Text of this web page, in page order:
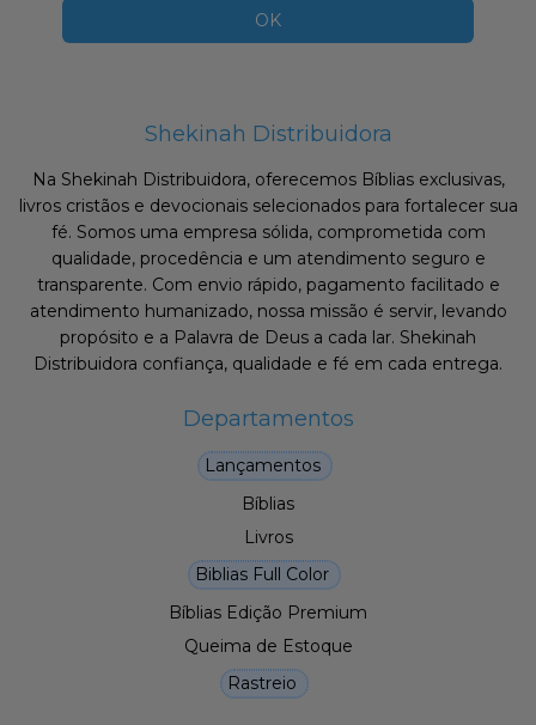
Shekinah Distribuidora
Na Shekinah Distribuidora, oferecemos Bíblias exclusivas,
livros cristãos e devocionais selecionados para fortalecer sua
fé. Somos uma empresa sólida, comprometida com
qualidade, procedência e um atendimento seguro e
transparente. Com envio rápido, pagamento facilitado e
atendimento humanizado, nossa missão é servir, levando
propósito e a Palavra de Deus a cada lar. Shekinah
Distribuidora confiança, qualidade e fé em cada entrega.
Departamentos
Lançamentos
Bíblias
Livros
Biblias Full Color
Bíblias Edição Premium
Queima de Estoque
Rastreio